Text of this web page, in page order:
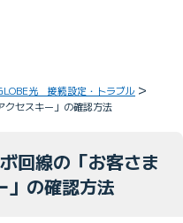
光 接続設定・トラブル
セスキー」の確認方法
回線の「お客さま
」の確認方法